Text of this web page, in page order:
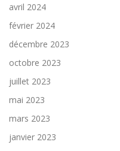
avril 2024
février 2024
décembre 2023
octobre 2023
juillet 2023
mai 2023
mars 2023
janvier 2023